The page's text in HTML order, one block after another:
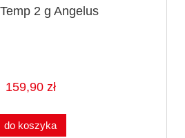
2 g Angelus
159,90 zł
do koszyka